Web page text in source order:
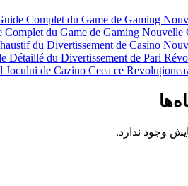
Complet du Game de Gaming
du Game de Gaming Nouvelle
du Divertissement de Casino
Détaillé du Divertissement de Pari
de Cazino Ceea ce
وجود ندارد.